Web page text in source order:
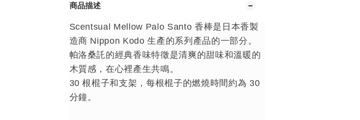
商品描述
Scentsual Mellow Palo Santo 香棒是日本香製
造商 Nippon Kodo 生產的系列產品的一部分。
帕洛桑託的經典香味特徵是清爽的甜味和溫暖的
木質感，在心裡產生共鳴。
30 根棍子和支架，每根棍子的燃燒時間約為 30
分鐘。